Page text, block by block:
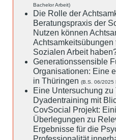
Bachelor Arbeit)
Die Rolle der
Beratungspraxis der
Nutzen können
Sozialen Arbeit
Generationssensible
Organisationen: Eine
in Thüringen (B.S. 06/2025
Eine Untersuchung zu
Dyadentraining mit
CovSocial Projekt:
Überlegungen zu
Ergebnisse für die